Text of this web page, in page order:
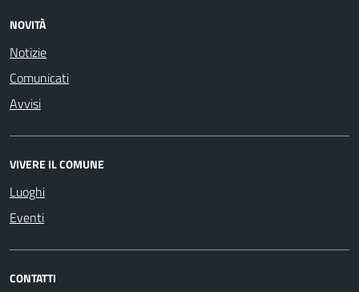
NOVITÀ
Notizie
Comunicati
Avvisi
VIVERE IL COMUNE
Luoghi
Eventi
CONTATTI